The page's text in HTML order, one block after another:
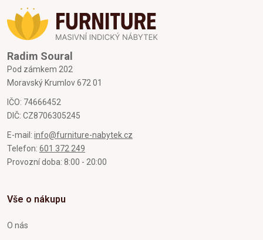
Radim Soural
Pod zámkem 202
Moravský Krumlov 672 01
IČO: 74666452
DIČ: CZ8706305245
E-mail: info@furniture-nabytek.cz
Telefon: 601 372 249
Provozní doba: 8:00 - 20:00
Vše o nákupu
O nás